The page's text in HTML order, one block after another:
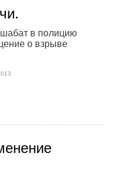
в полицию
о взрыве